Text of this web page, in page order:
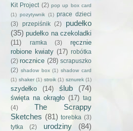
Kit Project (2) pop up box card
(1) pozytywnik (1) prace dzieci
(3)
przepiśnik (2)
pudełko
(35) pudełko na czekoladki
(11)
ramka (3)
ręcznie
robione kwiaty (17) robótka
(2) rocznice (28) scrapuszko
(2) shadow box (1) shadow card
(1) shaker (1) stroik (1) sznurek (1)
szydełko (14) ślub (74)
święta na okrągło (17) tag
(4)
The Scrappy
Sketches (81) torebka (3)
tytka
(2) urodziny (84)